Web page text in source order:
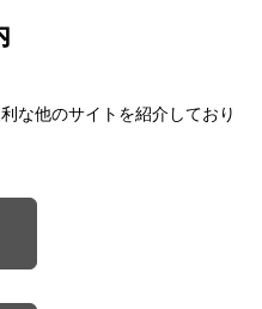
な他のサイトを紹介しており